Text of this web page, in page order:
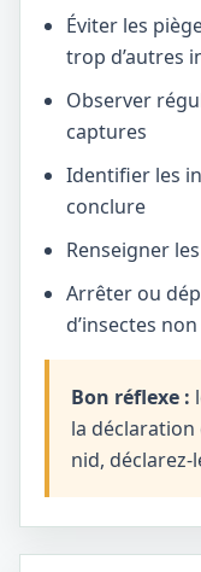
Éviter les
trop d’autres
Observer
captures
Identifier les
conclure
Renseigner
Arrêter ou
d’insectes
Bon réflexe :
la déclaration
nid,